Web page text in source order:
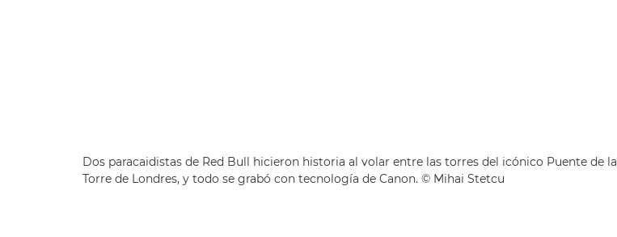
Dos paracaidistas de Red Bull hicieron historia al volar entre las torres del icónico Puente de la
Torre de Londres, y todo se grabó con tecnología de Canon. © Mihai Stetcu